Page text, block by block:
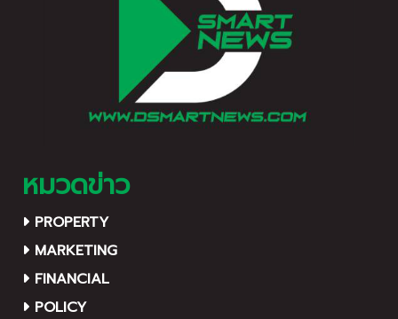
หมวดข่าว
PROPERTY
MARKETING
FINANCIAL
POLICY